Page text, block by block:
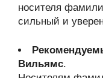
носителя
сильный и
Вильямс.